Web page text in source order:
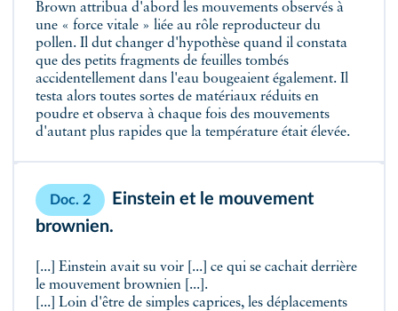
Brown attribua d'abord les mouvements observés à
une « force vitale » liée au rôle reproducteur du
pollen. Il dut changer d'hypothèse quand il constata
que des petits fragments de feuilles tombés
accidentellement dans l'eau bougeaient également. Il
testa alors toutes sortes de matériaux réduits en
poudre et observa à chaque fois des mouvements
d'autant plus rapides que la température était élevée.
Doc. 2
Einstein et le mouvement
brownien.
[...] Einstein avait su voir [...] ce qui se cachait derrière
le mouvement brownien [...].
[...] Loin d'être de simples caprices, les déplacements